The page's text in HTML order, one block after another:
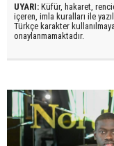
UYARI: Küfür, hakaret,
içeren, imla kuralları ile
Türkçe karakter
onaylanmamaktadır.